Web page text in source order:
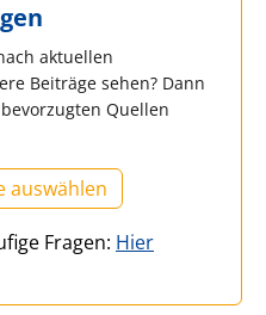
aktuellen
Beiträge sehen? Dann
Quellen
auswählen
Fragen: Hier